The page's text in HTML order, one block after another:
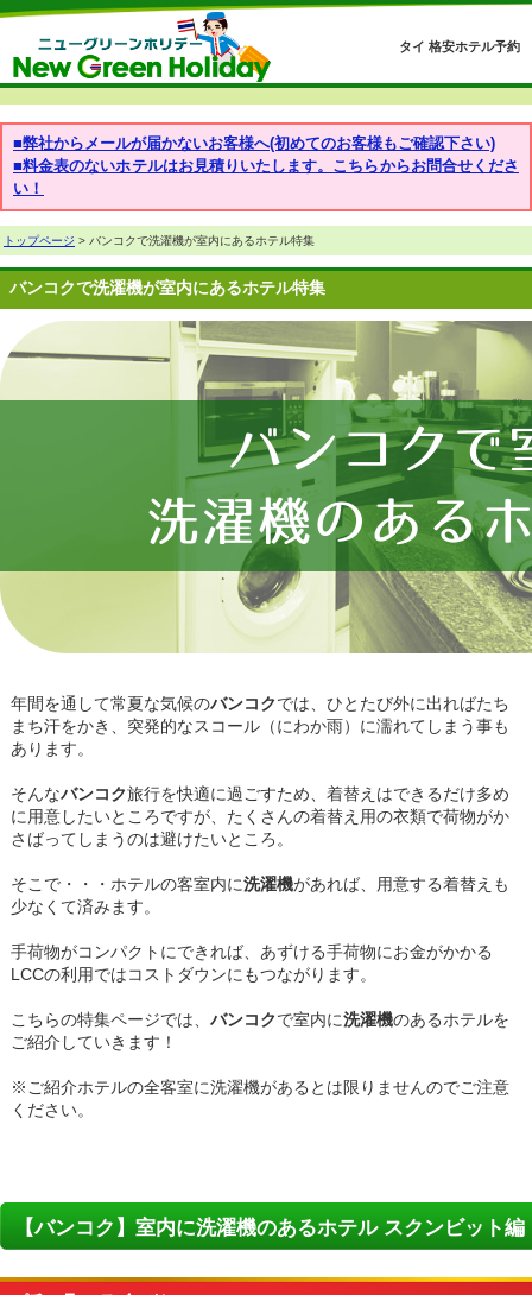
タイ 格安ホテル予約
■弊社からメールが届かないお客様へ(初めてのお客様もご確認下さい)
■料金表のないホテルはお見積りいたします。こちらからお問合せくださ
い！
トップページ > バンコクで洗濯機が室内にあるホテル特集
バンコクで洗濯機が室内にあるホテル特集
年間を通して常夏な気候のバンコクでは、ひとたび外に出ればたち
まち汗をかき、突発的なスコール（にわか雨）に濡れてしまう事も
あります。
そんなバンコク旅行を快適に過ごすため、着替えはできるだけ多め
に用意したいところですが、たくさんの着替え用の衣類で荷物がか
さばってしまうのは避けたいところ。
そこで・・・ホテルの客室内に洗濯機があれば、用意する着替えも
少なくて済みます。
手荷物がコンパクトにできれば、あずける手荷物にお金がかかる
LCCの利用ではコストダウンにもつながります。
こちらの特集ページでは、 バンコクで室内に洗濯機のあるホテルを
ご紹介していきます！
※ご紹介ホテルの全客室に洗濯機があるとは限りませんのでご注意
ください。
【バンコク】室内に洗濯機のあるホテル スクンビット編